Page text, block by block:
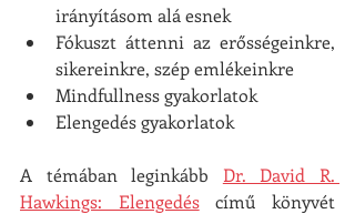
irányításom alá esnek
Fókuszt áttenni az erősségeinkre,
sikereinkre, szép emlékeinkre
Mindfullness gyakorlatok
Elengedés gyakorlatok
A témában leginkább Dr. David R.
Hawkings: Elengedés című könyvét